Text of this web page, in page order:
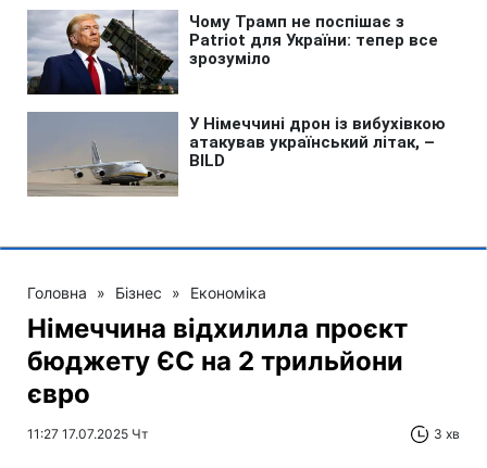
Головна » Бізнес » Економіка
Німеччина відхилила проєкт
бюджету ЄС на 2 трильйони
євро
11:27 17.07.2025 Чт 3 хв